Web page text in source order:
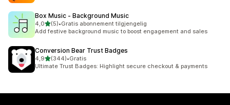
Box Music ‑ Background Music
4,0av 5 stjerner
(5)
Totalt 5 omtaler
•Gratis abonnement tilgjengelig
Add festive background music to boost engagement and sales
Conversion Bear Trust Badges
4,9av 5 stjerner
(344)
Totalt 344 omtaler
•Gratis
Ultimate Trust Badges: Highlight secure checkout & payments